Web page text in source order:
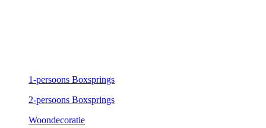
1-persoons Boxsprings
2-persoons Boxsprings
Woondecoratie